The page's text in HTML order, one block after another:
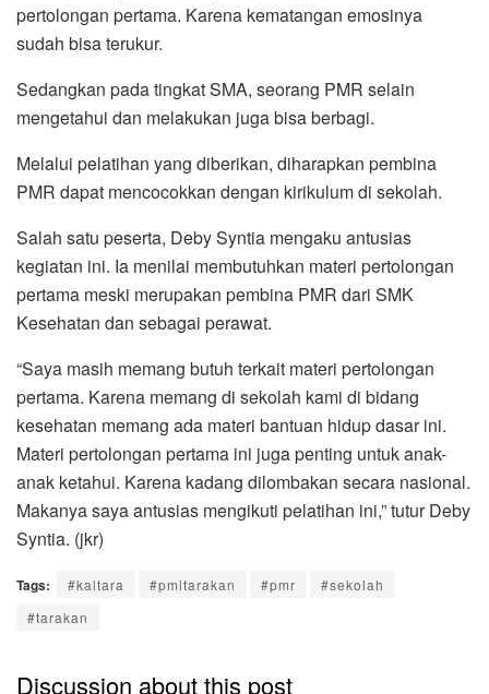
pertolongan pertama. Karena kematangan emosinya
sudah bisa terukur.
Sedangkan pada tingkat SMA, seorang PMR selain
mengetahui dan melakukan juga bisa berbagi.
Melalui pelatihan yang diberikan, diharapkan pembina
PMR dapat mencocokkan dengan kirikulum di sekolah.
Salah satu peserta, Deby Syntia mengaku antusias
kegiatan ini. Ia menilai membutuhkan materi pertolongan
pertama meski merupakan pembina PMR dari SMK
Kesehatan dan sebagai perawat.
“Saya masih memang butuh terkait materi pertolongan
pertama. Karena memang di sekolah kami di bidang
kesehatan memang ada materi bantuan hidup dasar ini.
Materi pertolongan pertama ini juga penting untuk anak-
anak ketahui. Karena kadang dilombakan secara nasional.
Makanya saya antusias mengikuti pelatihan ini,” tutur Deby
Syntia. (jkr)
Tags: #kaltara #pmitarakan #pmr
#sekolah
#tarakan
Discussion about this post